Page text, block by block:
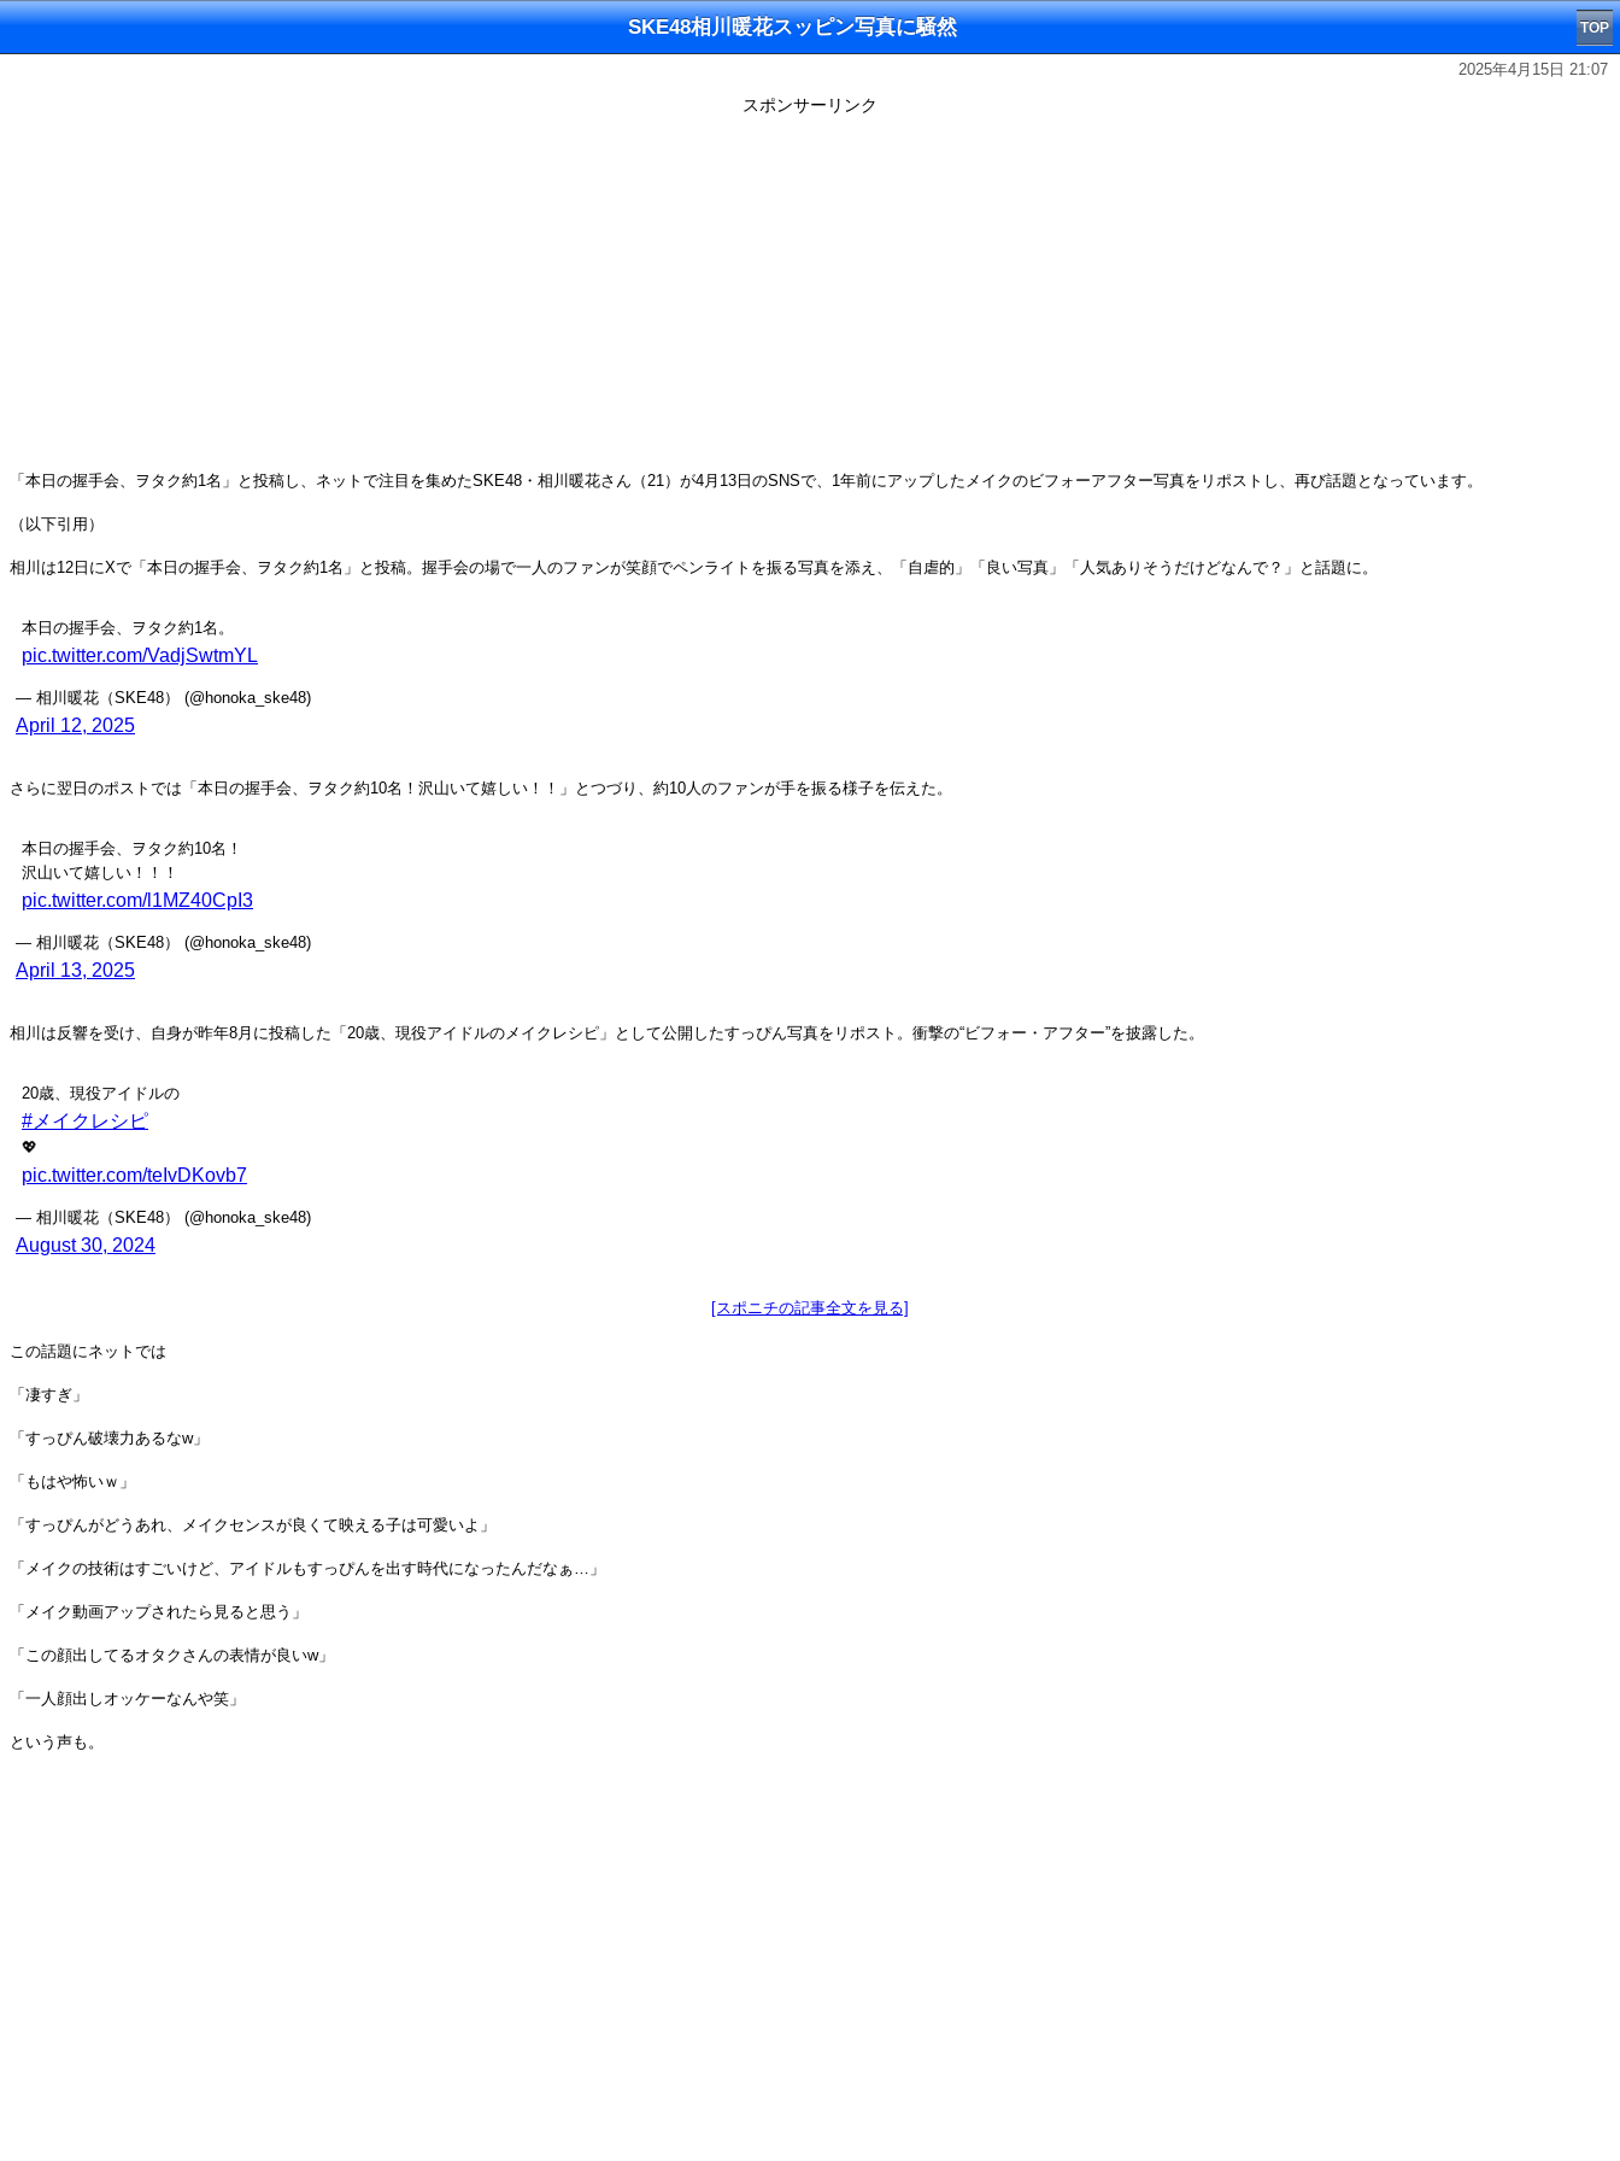
SKE48相川暖花スッピン写真に騒然 TOP
2025年4月15日 21:07
スポンサーリンク
「本日の握手会、ヲタク約1名」と投稿し、ネットで注目を集めたSKE48・相川暖花さん（21）が4月13日のSNSで、1年前にアップしたメイクのビフォーアフター写真をリポストし、再び話題となっています。
（以下引用）
相川は12日にXで「本日の握手会、ヲタク約1名」と投稿。握手会の場で一人のファンが笑顔でペンライトを振る写真を添え、「自虐的」「良い写真」「人気ありそうだけどなんで？」と話題に。
本日の握手会、ヲタク約1名。
pic.twitter.com/VadjSwtmYL
— 相川暖花（SKE48） (@honoka_ske48)
April 12, 2025
さらに翌日のポストでは「本日の握手会、ヲタク約10名！沢山いて嬉しい！！」とつづり、約10人のファンが手を振る様子を伝えた。
本日の握手会、ヲタク約10名！
沢山いて嬉しい！！！
pic.twitter.com/l1MZ40CpI3
— 相川暖花（SKE48） (@honoka_ske48)
April 13, 2025
相川は反響を受け、自身が昨年8月に投稿した「20歳、現役アイドルのメイクレシピ」として公開したすっぴん写真をリポスト。衝撃の“ビフォー・アフター”を披露した。
20歳、現役アイドルの
#メイクレシピ
💖
pic.twitter.com/teIvDKovb7
— 相川暖花（SKE48） (@honoka_ske48)
August 30, 2024
[スポニチの記事全文を見る]
この話題にネットでは
「凄すぎ」
「すっぴん破壊力あるなw」
「もはや怖いｗ」
「すっぴんがどうあれ、メイクセンスが良くて映える子は可愛いよ」
「メイクの技術はすごいけど、アイドルもすっぴんを出す時代になったんだなぁ…」
「メイク動画アップされたら見ると思う」
「この顔出してるオタクさんの表情が良いw」
「一人顔出しオッケーなんや笑」
という声も。